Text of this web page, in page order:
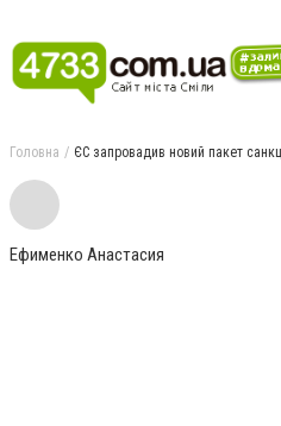
Головна ЄС запровадив новий пакет
Ефименко Анастасия